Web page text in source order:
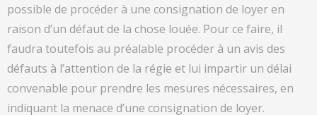
possible de procéder à une consignation de loyer en
raison d’un défaut de la chose louée. Pour ce faire, il
faudra toutefois au préalable procéder à un avis des
défauts à l’attention de la régie et lui impartir un délai
convenable pour prendre les mesures nécessaires, en
indiquant la menace d’une consignation de loyer.